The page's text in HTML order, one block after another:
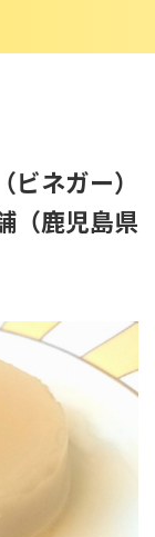
ビネガー）
（鹿児島県